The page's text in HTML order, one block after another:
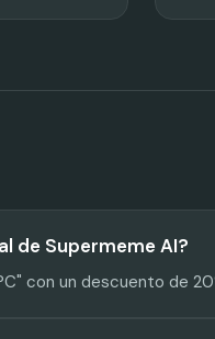
de Supermeme AI?
con un descuento de